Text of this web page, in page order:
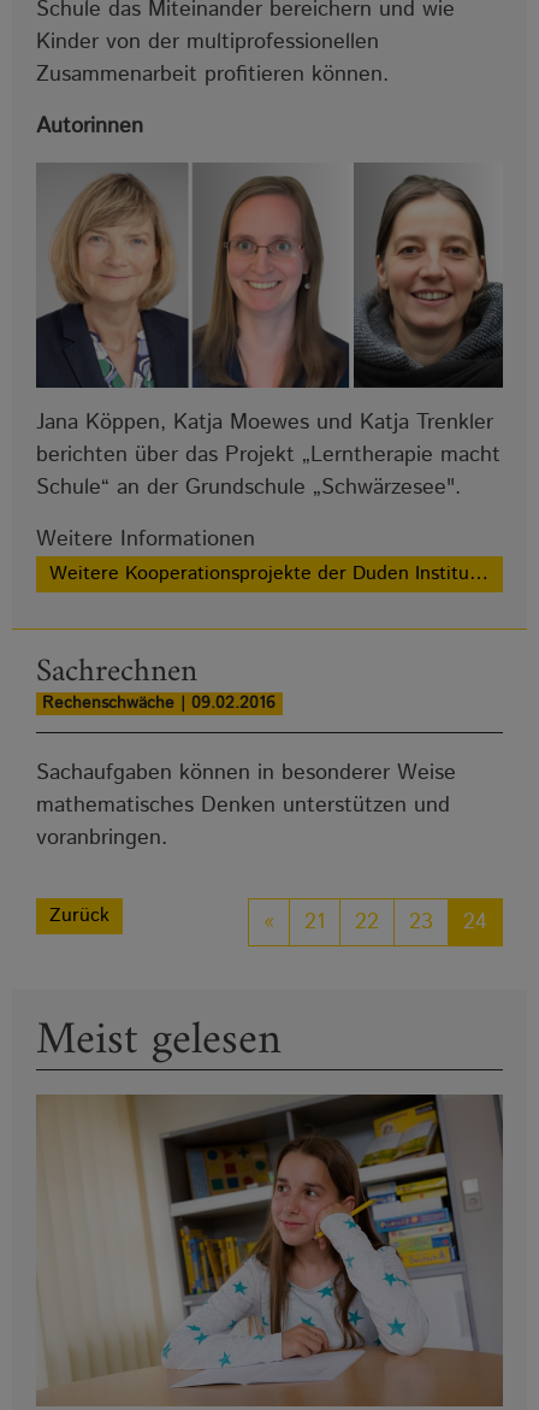
Schule das Miteinander bereichern und wie
Kinder von der multiprofessionellen
Zusammenarbeit profitieren können.
Autorinnen
Jana Köppen, Katja Moewes und Katja Trenkler
berichten über das Projekt „Lerntherapie macht
Schule“ an der Grundschule „Schwärzesee".
Weitere Informationen
Weitere Kooperationsprojekte der Duden Institute für Lerntherapie
Sachrechnen
Rechenschwäche | 09.02.2016
Sachaufgaben können in besonderer Weise
mathematisches Denken unterstützen und
voranbringen.
Zurück « 21 22 23 24
Meist gelesen